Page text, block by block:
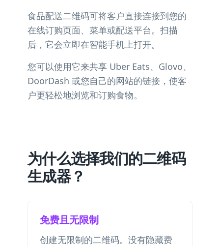
食品配送二维码可将客户直接连接到您的
在线订购页面、菜单或配送平台。扫描
后，它会立即在智能手机上打开。
您可以使用它来共享 Uber Eats、Glovo、
DoorDash 或您自己的网站的链接，使客
户更轻松地浏览和订购食物。
为什么选择我们的二维码
生成器？
免费且无限制
创建无限制的二维码。没有隐藏费